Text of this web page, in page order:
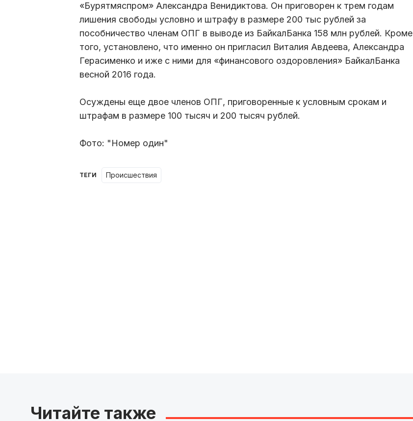
«Бурятмяспром» Александра Венидиктова. Он приговорен к трем годам
лишения свободы условно и штрафу в размере 200 тыс рублей за
пособничество членам ОПГ в выводе из БайкалБанка 158 млн рублей. Кроме
того, установлено, что именно он пригласил Виталия Авдеева, Александра
Герасименко и иже с ними для «финансового оздоровления» БайкалБанка
весной 2016 года.
Осуждены еще двое членов ОПГ, приговоренные к условным срокам и
штрафам в размере 100 тысяч и 200 тысяч рублей.
Фото: "Номер один"
ТЕГИ происшествия
Читайте также